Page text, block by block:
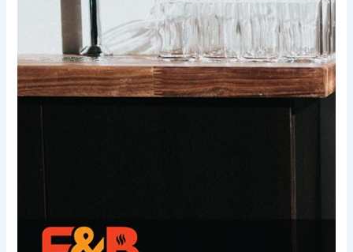
Xem thêm